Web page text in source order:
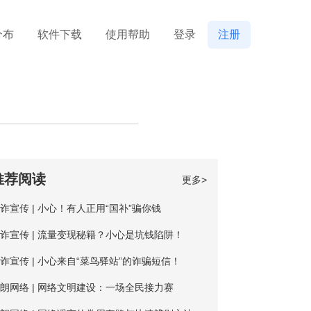
布 软件下载 使用帮助 登录 注册
荐阅读 更多>
宣传 | 小心！有人正用“国补”骗你钱
宣传 | 流量变现秘籍？小心是坑钱陷阱！
宣传 | 小心来自“菜鸟驿站”的诈骗短信！
网络 | 网络文明建设：一场全民接力赛